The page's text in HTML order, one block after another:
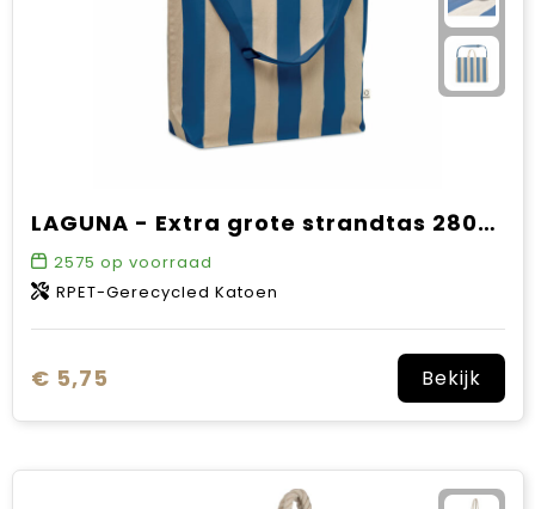
LAGUNA - Extra grote strandtas 280gr/m²
2575 op voorraad
RPET-Gerecycled Katoen
€ 5,75 Bekijk